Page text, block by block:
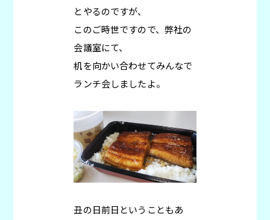
とやるのですが、
このご時世ですので、弊社の
会議室にて、
机を向かい合わせてみんなで
ランチ会しましたよ。
丑の日前日ということもあ